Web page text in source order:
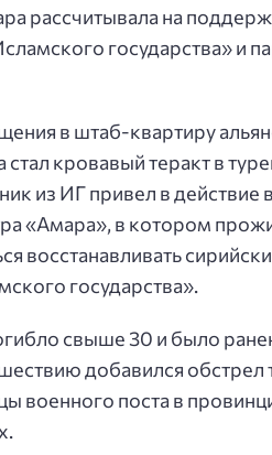
рассчитывала на
государства» и
в штаб-квартиру
кровавый теракт в
из ИГ привел в действие
«Амара», в котором
восстанавливать
государства».
свыше 30 и было
добавился
военного поста в